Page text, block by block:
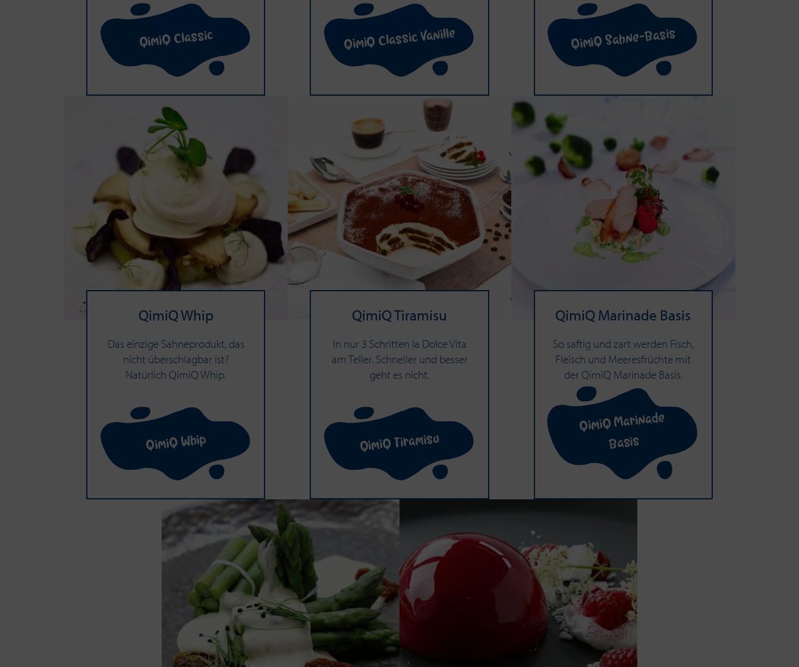
QimiQ Classic QimiQ Classic Vanille QimiQ Sahne-Basis
QimiQ Whip
Das einzige Sahneprodukt, das
nicht überschlagbar ist?
Natürlich QimiQ Whip.
QimiQ Whip
QimiQ Ti­ra­mi­su
In nur 3 Schritten la Dolce Vita
am Teller. Schneller und besser
geht es nicht.
QimiQ Tiramisu
QimiQ Ma­ri­na­de Basis
So saftig und zart werden Fisch,
Fleisch und Meeresfrüchte mit
der QimiQ Marinade Basis.
QimiQ Marinade
Basis